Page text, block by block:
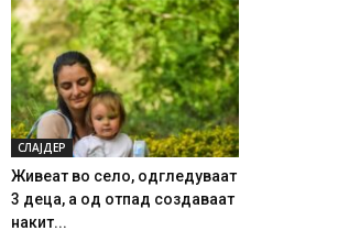
СЛАЈДЕР
Живеат во село, одгледуваат
3 деца, а од отпад создаваат
накит...